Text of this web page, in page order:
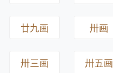
廿九画 卅画
卅三画 卅五画